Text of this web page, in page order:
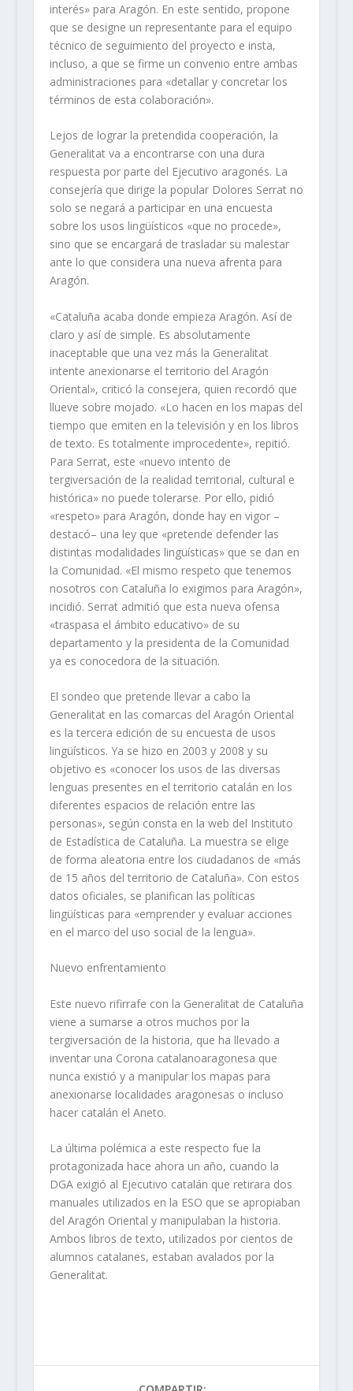
interés» para Aragón. En este sentido, propone
que se designe un representante para el equipo
técnico de seguimiento del proyecto e insta,
incluso, a que se firme un convenio entre ambas
administraciones para «detallar y concretar los
términos de esta colaboración».
Lejos de lograr la pretendida cooperación, la
Generalitat va a encontrarse con una dura
respuesta por parte del Ejecutivo aragonés. La
consejería que dirige la popular Dolores Serrat no
solo se negará a participar en una encuesta
sobre los usos lingüísticos «que no procede»,
sino que se encargará de trasladar su malestar
ante lo que considera una nueva afrenta para
Aragón.
«Cataluña acaba donde empieza Aragón. Así de
claro y así de simple. Es absolutamente
inaceptable que una vez más la Generalitat
intente anexionarse el territorio del Aragón
Oriental», criticó la consejera, quien recordó que
llueve sobre mojado. «Lo hacen en los mapas del
tiempo que emiten en la televisión y en los libros
de texto. Es totalmente improcedente», repitió.
Para Serrat, este «nuevo intento de
tergiversación de la realidad territorial, cultural e
histórica» no puede tolerarse. Por ello, pidió
«respeto» para Aragón, donde hay en vigor –
destacó– una ley que «pretende defender las
distintas modalidades lingüísticas» que se dan en
la Comunidad. «El mismo respeto que tenemos
nosotros con Cataluña lo exigimos para Aragón»,
incidió. Serrat admitió que esta nueva ofensa
«traspasa el ámbito educativo» de su
departamento y la presidenta de la Comunidad
ya es conocedora de la situación.
El sondeo que pretende llevar a cabo la
Generalitat en las comarcas del Aragón Oriental
es la tercera edición de su encuesta de usos
lingüísticos. Ya se hizo en 2003 y 2008 y su
objetivo es «conocer los usos de las diversas
lenguas presentes en el territorio catalán en los
diferentes espacios de relación entre las
personas», según consta en la web del Instituto
de Estadística de Cataluña. La muestra se elige
de forma aleatoria entre los ciudadanos de «más
de 15 años del territorio de Cataluña». Con estos
datos oficiales, se planifican las políticas
lingüísticas para «emprender y evaluar acciones
en el marco del uso social de la lengua».
Nuevo enfrentamiento
Este nuevo rifirrafe con la Generalitat de Cataluña
viene a sumarse a otros muchos por la
tergiversación de la historia, que ha llevado a
inventar una Corona catalanoaragonesa que
nunca existió y a manipular los mapas para
anexionarse localidades aragonesas o incluso
hacer catalán el Aneto.
La última polémica a este respecto fue la
protagonizada hace ahora un año, cuando la
DGA exigió al Ejecutivo catalán que retirara dos
manuales utilizados en la ESO que se apropiaban
del Aragón Oriental y manipulaban la historia.
Ambos libros de texto, utilizados por cientos de
alumnos catalanes, estaban avalados por la
Generalitat.